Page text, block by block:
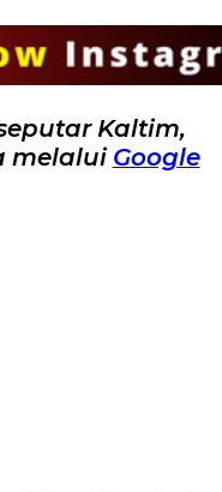
Kaltim,
melalui Google